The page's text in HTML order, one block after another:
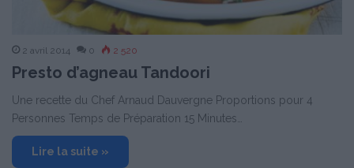
2 avril 2014 0 2 520
Presto d’agneau Tandoori
Une recette du Chef Arnaud Dauvergne Proportions pour 4
Personnes Temps de Préparation 15 Minutes…
Lire la suite »